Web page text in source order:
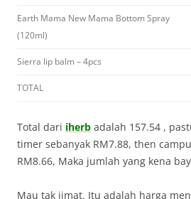
Earth Mama New Mama Bottom Spray
(120ml)
Sierra lip balm – 4pcs
TOTAL
Total dari iherb adalah 157.54 ,
timer sebanyak RM7.88, then
RM8.66, Maka jumlah yang kena
Mau tak jimat. Itu adalah harga